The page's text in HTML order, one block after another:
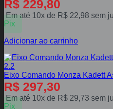
R$ 229,80
Em até 10x de R$ 22,98 sem
Pix
Adicionar ao carrinho
Eixo Comando Monza Kadett
R$ 297,30
Em até 10x de R$ 29,73 sem
Pix